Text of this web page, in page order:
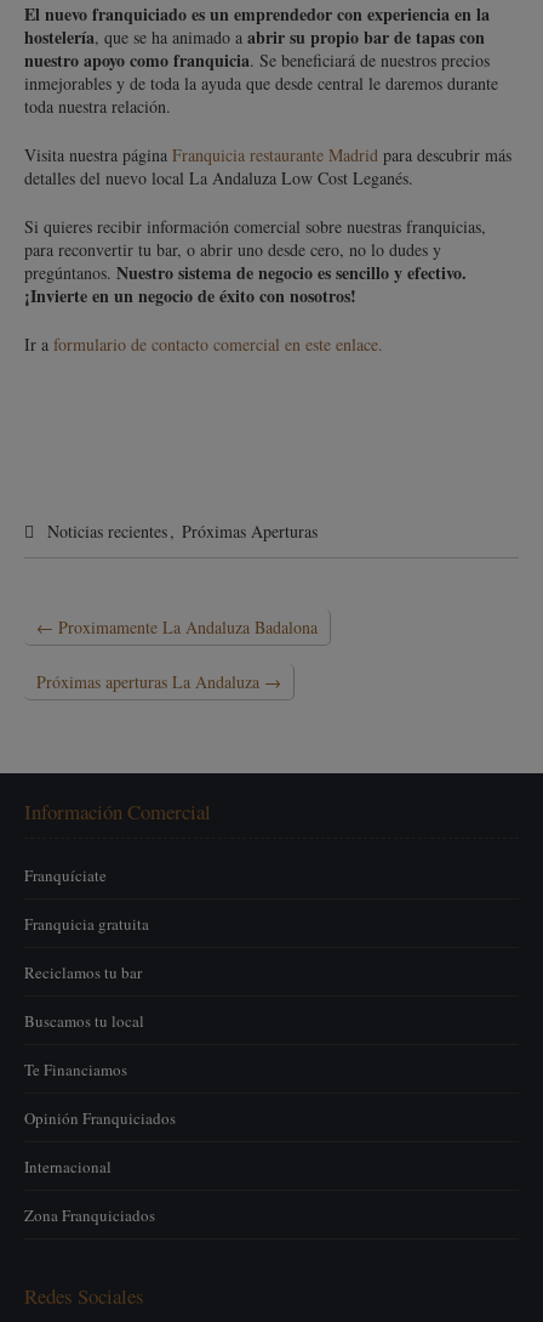
El nuevo franquiciado es un emprendedor con experiencia en la
hostelería, que se ha animado a abrir su propio bar de tapas con
nuestro apoyo como franquicia. Se beneficiará de nuestros precios
inmejorables y de toda la ayuda que desde central le daremos durante
toda nuestra relación.
Visita nuestra página Franquicia restaurante Madrid para descubrir más
detalles del nuevo local La Andaluza Low Cost Leganés.
Si quieres recibir información comercial sobre nuestras franquicias,
para reconvertir tu bar, o abrir uno desde cero, no lo dudes y
pregúntanos. Nuestro sistema de negocio es sencillo y efectivo.
¡Invierte en un negocio de éxito con nosotros!
Ir a formulario de contacto comercial en este enlace.
Noticias recientes, Próximas Aperturas
← Proximamente La Andaluza Badalona
Próximas aperturas La Andaluza →
Información Comercial
Franquíciate
Franquicia gratuita
Reciclamos tu bar
Buscamos tu local
Te Financiamos
Opinión Franquiciados
Internacional
Zona Franquiciados
Redes Sociales